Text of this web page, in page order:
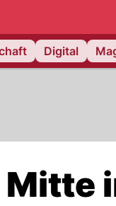
Digital